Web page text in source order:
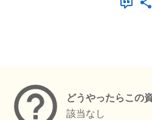
どうやったらこの
該当なし